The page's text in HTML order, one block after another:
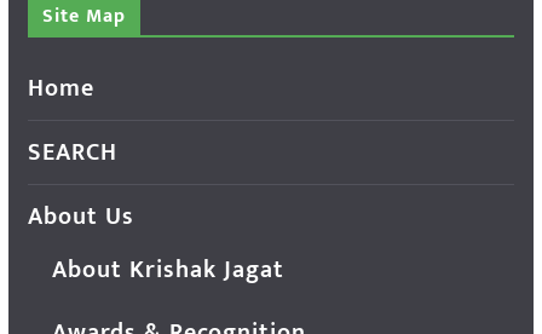
Site Map
Home
SEARCH
About Us
About Krishak Jagat